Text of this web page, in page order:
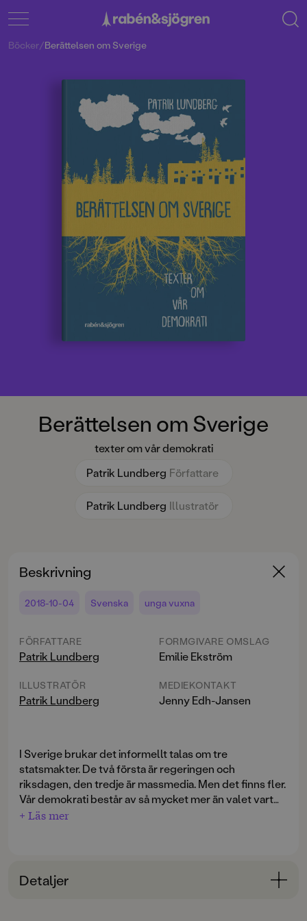
Berättelsen om Sverige
texter om vår demokrati
Patrik Lundberg Författare
Patrik Lundberg Illustratör
Böcker/Berättelsen om Sverige
Beskrivning
2018-10-04 Svenska unga vuxna
FÖRFATTARE
Patrik Lundberg
ILLUSTRATÖR
Patrik Lundberg
FORMGIVARE OMSLAG
Emilie Ekström
MEDIEKONTAKT
Jenny Edh-Jansen
I Sverige brukar det informellt talas om tre
statsmakter. De två första är regeringen och
riksdagen, den tredje är massmedia. Men det finns fler.
Vår demokrati består av så mycket mer än valet vart
fjärde år. Det är snarare dagarna, månaderna, åren
Samtidigt har det aldrig funnits så många möjligheter
att påverka.
+ Läs mer
Detaljer